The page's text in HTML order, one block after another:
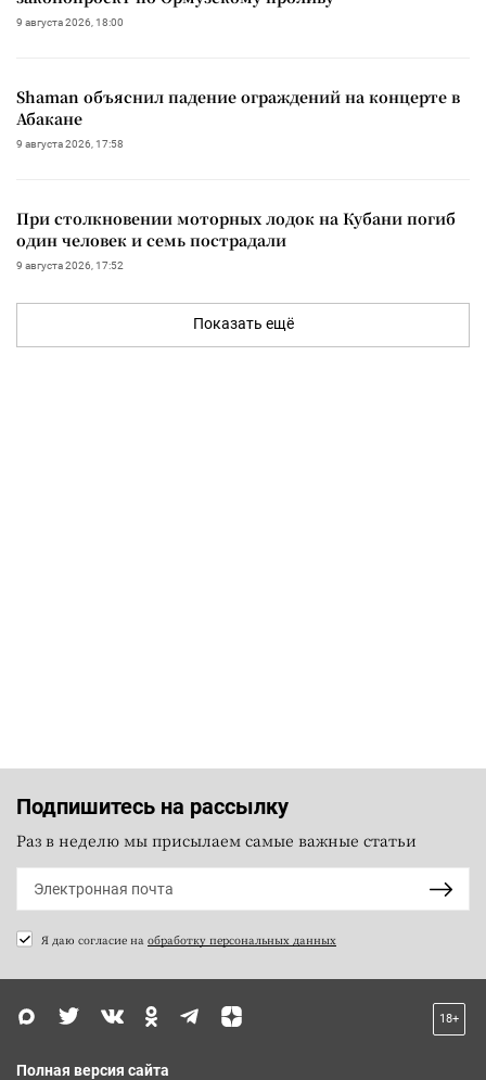
9 августа 2026, 18:00
Shaman объяснил падение ограждений на концерте в
Абакане
9 августа 2026, 17:58
При столкновении моторных лодок на Кубани погиб
один человек и семь пострадали
9 августа 2026, 17:52
Показать ещё
Подпишитесь на рассылку
Раз в неделю мы присылаем самые важные статьи
Я даю согласие на обработку персональных данных
18+
Полная версия сайта